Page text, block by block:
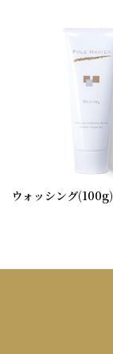
ウォッシング(100g)